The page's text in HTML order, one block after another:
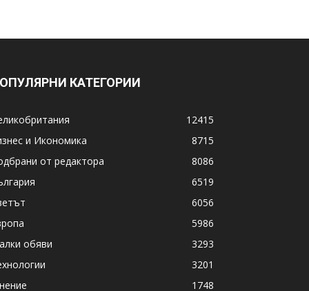
КАТЕГОРИИ
12415
и Икономика
8715
от редактора
8086
6519
6056
5986
обяви
3293
3201
1748